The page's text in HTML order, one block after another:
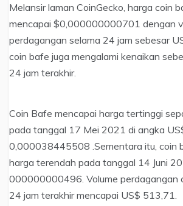
Melansir laman CoinGecko, harga coin
mencapai $0,000000000701 dengan
perdagangan selama 24 jam sebesar
coin bafe juga mengalami kenaikan
24 jam terakhir.
Coin Bafe mencapai harga tertinggi
pada tanggal 17 Mei 2021 di angka
0,000038445508 .Sementara itu, coin
harga terendah pada tanggal 14 Juni
000000000496. Volume perdagangan
24 jam terakhir mencapai US$ 513,71.